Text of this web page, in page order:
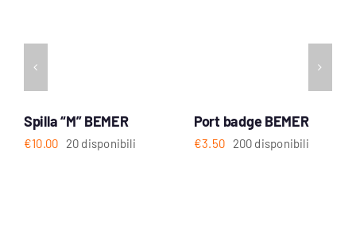
Spilla “M” BEMER
€10.00 20 disponibili
Port badge BEMER
€3.50 200 disponibili